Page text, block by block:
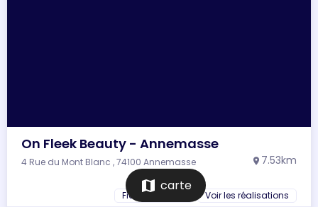
On Fleek Beauty - Annemasse
4 Rue du Mont Blanc , 74100 Annemasse location_on 7.53km
Fiche du salon Voir les réalisations
map carte